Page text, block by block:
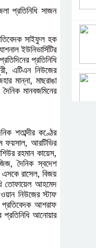
প্রতিনিধি সাজন
সাইফুল হক
ইউনিভার্সিটির
প্রতিনিধি
এটিএন নিউজের
মান্না, মাছরাঙা
মানবজমিনের
শতাব্দীর কণ্ঠের
ফয়সাল, আরটিভির
রহমান কায়েস,
দৈনিক স্বদেশ
এসকে রাসেল, বিজয়
তোফায়েল আহমেদ
নিউজের স্টাফ
প্রতিবেদক আশরাফ
প্রতিনিধি আনোয়ার